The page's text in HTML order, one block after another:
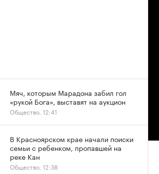
Мяч, которым Марадона забил гол
«рукой Бога», выставят на аукцион
Общество, 12:41
В Красноярском крае начали поиски
семьи с ребенком, пропавшей на
реке Кан
Общество, 12:38